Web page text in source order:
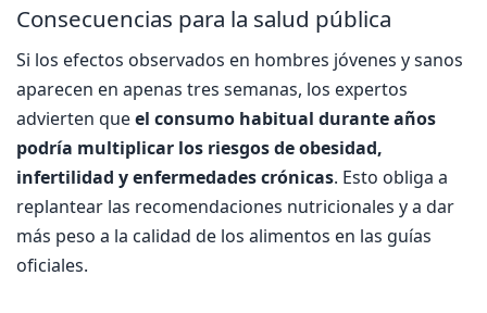
Consecuencias para la salud pública
Si los efectos observados en hombres jóvenes y sanos
aparecen en apenas tres semanas, los expertos
advierten queel consumo habitual durante años
podría multiplicar los riesgos de obesidad,
infertilidad y enfermedades crónicas. Esto obliga a
replantear las recomendaciones nutricionales y a dar
más peso a la calidad de los alimentos en las guías
oficiales.